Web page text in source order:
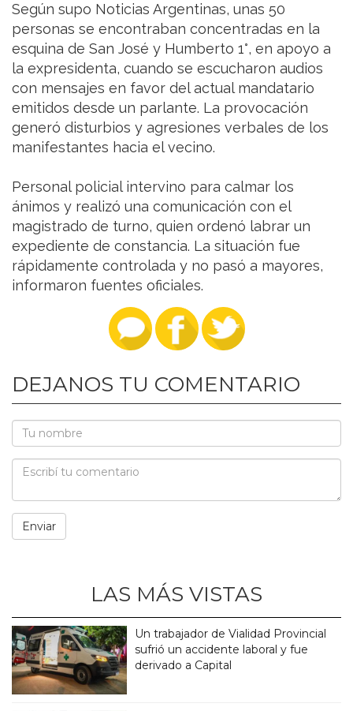
Según supo Noticias Argentinas, unas 50
personas se encontraban concentradas en la
esquina de San José y Humberto 1°, en apoyo a
la expresidenta, cuando se escucharon audios
con mensajes en favor del actual mandatario
emitidos desde un parlante. La provocación
generó disturbios y agresiones verbales de los
manifestantes hacia el vecino.
Personal policial intervino para calmar los
ánimos y realizó una comunicación con el
magistrado de turno, quien ordenó labrar un
expediente de constancia. La situación fue
rápidamente controlada y no pasó a mayores,
informaron fuentes oficiales.
DEJANOS TU COMENTARIO
LAS MÁS VISTAS
Un trabajador de Vialidad Provincial
sufrió un accidente laboral y fue
derivado a Capital